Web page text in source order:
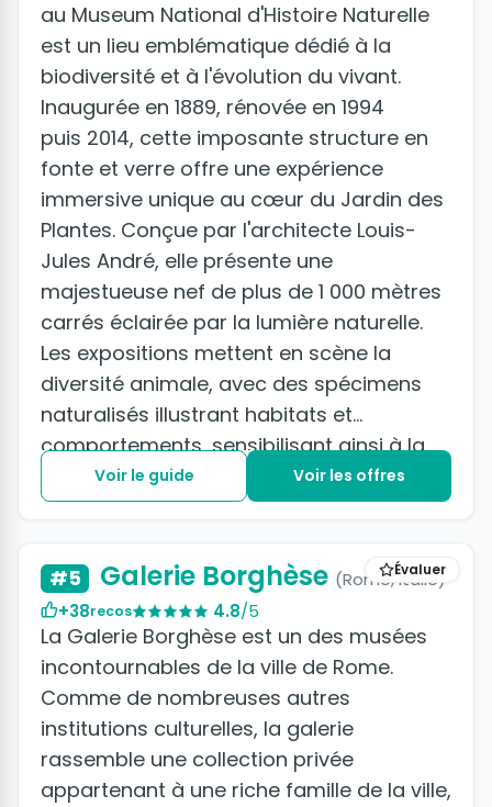
au Museum National d'Histoire Naturelle
est un lieu emblématique dédié à la
biodiversité et à l'évolution du vivant.
Inaugurée en 1889, rénovée en 1994
puis 2014, cette imposante structure en
fonte et verre offre une expérience
immersive unique au cœur du Jardin des
Plantes. Conçue par l'architecte Louis-
Jules André, elle présente une
majestueuse nef de plus de 1 000 mètres
carrés éclairée par la lumière naturelle.
Les expositions mettent en scène la
diversité animale, avec des spécimens
naturalisés illustrant habitats et
comportements, sensibilisant ainsi à la
préservation de la biodiversité. C'est un
lieu vivant, esthétiquement et
une expérience éducative mémorable,
s'adressant à tous les âges et tout
particulièrement aux enfants.
Voir le guide Voir les offres
Évaluer
#5 Galerie Borghèse (Rome, Italie)
+38recos 4.8/5
La Galerie Borghèse est un des musées
incontournables de la ville de Rome.
Comme de nombreuses autres
institutions culturelles, la galerie
rassemble une collection privée
appartenant à une riche famille de la ville,